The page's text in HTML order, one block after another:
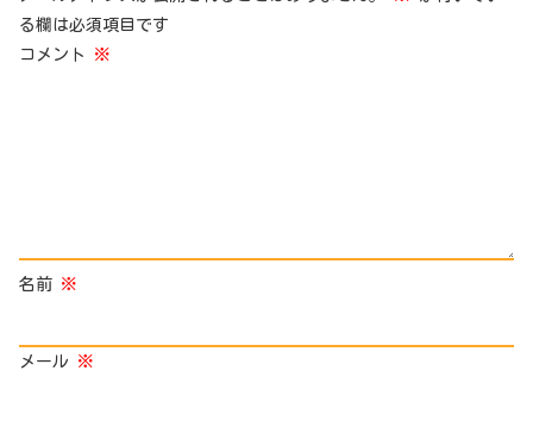
る欄は必須項目です
コメント ※
名前 ※
メール ※